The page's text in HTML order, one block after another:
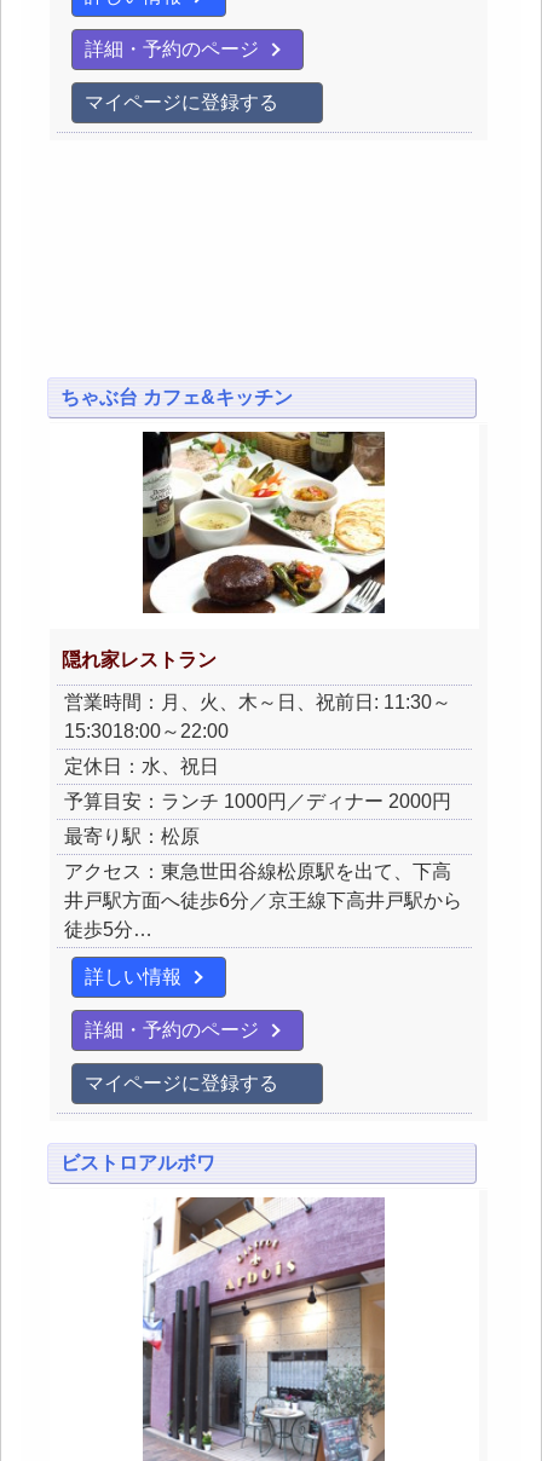
詳細・予約のページ
マイページに登録する
ちゃぶ台 カフェ&キッチン
隠れ家レストラン
営業時間：月、火、木～日、祝前日: 11:30～
15:3018:00～22:00
定休日：水、祝日
予算目安：ランチ 1000円／ディナー 2000円
最寄り駅：松原
アクセス：東急世田谷線松原駅を出て、下高
井戸駅方面へ徒歩6分／京王線下高井戸駅から
徒歩5分…
詳しい情報
詳細・予約のページ
マイページに登録する
ビストロアルボワ